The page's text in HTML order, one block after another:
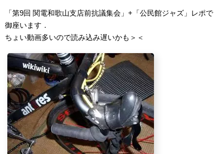
「第9回 関電和歌山支店前抗議集会」+「公民館ジャズ」レポで
御座います．
ちょい動画多いので読み込み遅いかも＞＜